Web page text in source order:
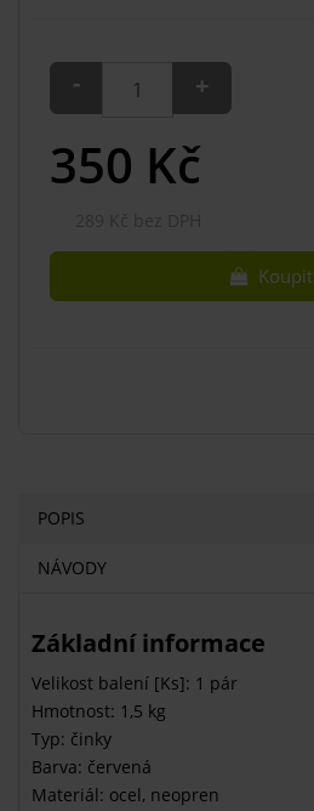
- +
350 Kč
Koupit
POPIS
NÁVODY
Základní informace
Velikost balení [Ks]: 1 pár
Hmotnost: 1,5 kg
Typ: činky
Barva: červená
Materiál: ocel, neopren